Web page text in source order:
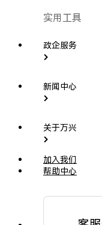
实用工具
政企服务
新闻中心
关于万兴
加入我们
帮助中心